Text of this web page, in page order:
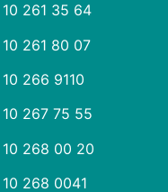
10 261 35 64
10 261 80 07
266 9110
10 267 75 55
10 268 00 20
268 0041